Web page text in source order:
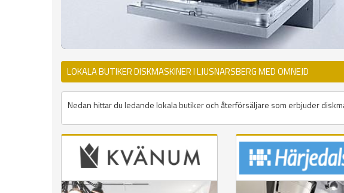
LOKALA BUTIKER DISKMASKINER I LJUSNARSBERG MED OMNEJD
Nedan hittar du ledande lokala butiker och återförsäljare som erbjuder